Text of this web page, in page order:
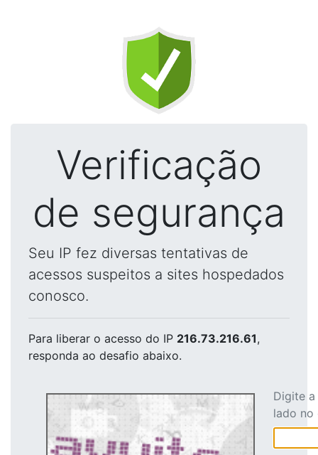
Verificação
de segurança
Seu IP fez diversas tentativas de
acessos suspeitos a sites hospedados
conosco.
Para liberar o acesso do IP 216.73.216.61,
responda ao desafio abaixo.
Digite
lado no